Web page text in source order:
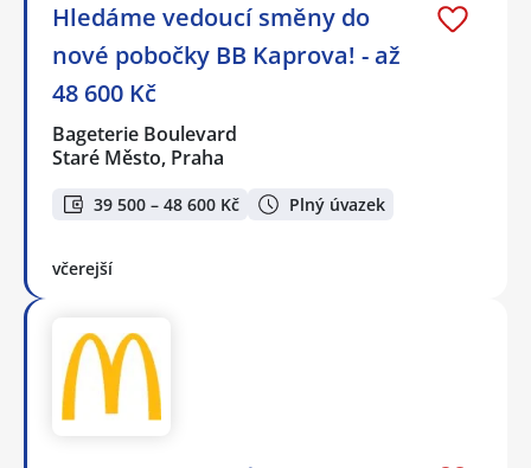
Hledáme vedoucí směny do
nové pobočky BB Kaprova! - až
48 600 Kč
Bageterie Boulevard
Staré Město, Praha
39 500 – 48 600 Kč Plný úvazek
včerejší